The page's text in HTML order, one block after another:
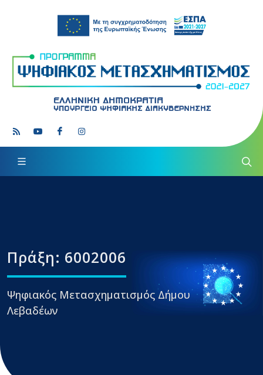
Πράξη: 6002006
Ψηφιακός Μετασχηματισμός Δήμου
Λεβαδέων